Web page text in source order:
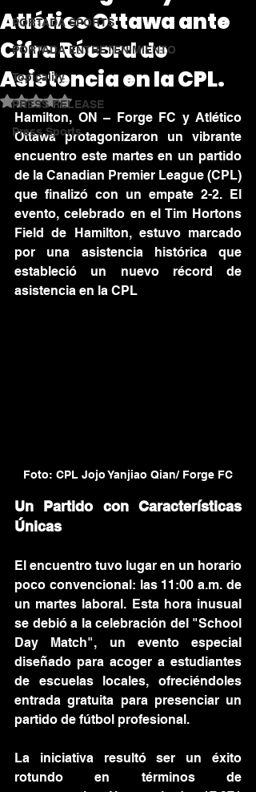
PORTADA SPORTS
PORTADA ENTRETENIMIENTO
Topicality
PRESS RELEASE
Press Sports
Atlético Ottawa ante
Cifra Récord de
Asistencia en la CPL.
Obtuvo NaN de 5 estrellas.
Hamilton, ON – Forge FC y Atlético
Ottawa protagonizaron un vibrante
encuentro este martes en un partido
de la Canadian Premier League (CPL)
que finalizó con un empate 2-2. El
evento, celebrado en el Tim Hortons
Field de Hamilton, estuvo marcado
por una asistencia histórica que
estableció un nuevo récord de
asistencia en la CPL
Foto: CPL Jojo Yanjiao Qian/ Forge FC
Un Partido con Características
Únicas
El encuentro tuvo lugar en un horario
poco convencional: las 11:00 a.m. de
un martes laboral. Esta hora inusual
se debió a la celebración del "School
Day Match", un evento especial
diseñado para acoger a estudiantes
de escuelas locales, ofreciéndoles
entrada gratuita para presenciar un
partido de fútbol profesional.
La iniciativa resultó ser un éxito
rotundo en términos de